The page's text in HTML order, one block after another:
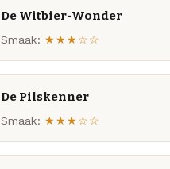
De Witbier-Wonder
Smaak: ★★★☆☆
De Pilskenner
Smaak: ★★★☆☆